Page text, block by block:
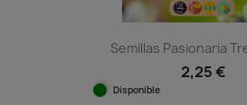
Semillas Pasionaria
2,25 €
Disponible